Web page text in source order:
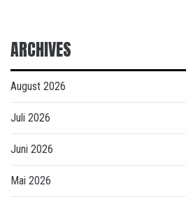
ARCHIVES
August 2026
Juli 2026
Juni 2026
Mai 2026